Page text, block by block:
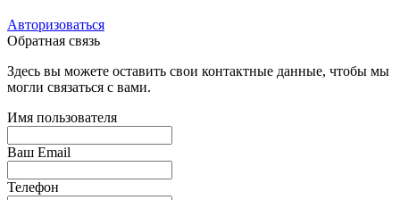
Авторизоваться
Обратная связь
Здесь вы можете оставить свои контактные данные, чтобы мы
могли связаться с вами.
Имя пользователя
Ваш Email
Телефон